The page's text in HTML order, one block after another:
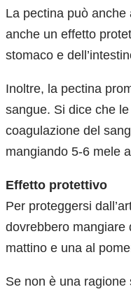
La pectina può
anche un effetto
stomaco e
Inoltre, la pectina
sangue. Si dice che
coagulazione del
mangiando 5-6 mele
Effetto protettivo
Per proteggersi
dovrebbero mangiare
mattino e una al
Se non è una